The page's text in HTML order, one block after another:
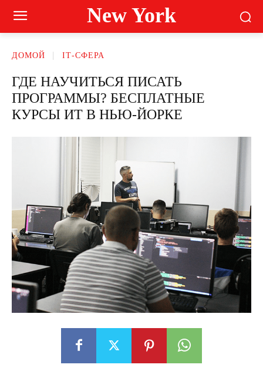
New York
ДОМОЙ ІТ-СФЕРА
ГДЕ НАУЧИТЬСЯ ПИСАТЬ
ПРОГРАММЫ? БЕСПЛАТНЫЕ
КУРСЫ ИТ В НЬЮ-ЙОРКЕ